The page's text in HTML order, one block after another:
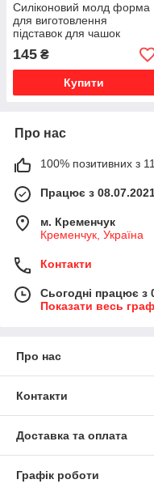
Силіконовий молд форма
для виготовлення
підставок для чашок
келихів підсклянників з
епоксидної смоли гіпсу
цементу костер №3
145 ₴
Купити
Про нас
100% позитивних з
Працює з
м. Кременчук
Кременчук, Україна
Контакти
Сьогодні працює з
Показати весь
Про нас
Контакти
Доставка та оплата
Графік роботи